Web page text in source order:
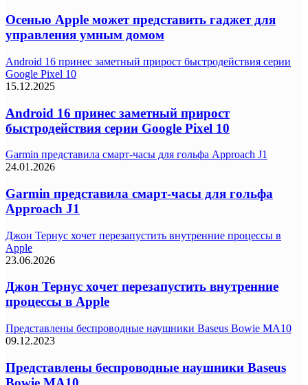
Осенью Apple может представить гаджет для
управления умным домом
Android 16 принес заметный прирост быстродействия серии
Google Pixel 10
15.12.2025
Android 16 принес заметный прирост
быстродействия серии Google Pixel 10
Garmin представила смарт-часы для гольфа Approach J1
24.01.2026
Garmin представила смарт-часы для гольфа
Approach J1
Джон Тернус хочет перезапустить внутренние процессы в
Apple
23.06.2026
Джон Тернус хочет перезапустить внутренние
процессы в Apple
Представлены беспроводные наушники Baseus Bowie MA10
09.12.2023
Представлены беспроводные наушники Baseus